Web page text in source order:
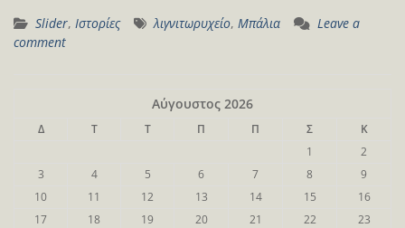
Slider, Ιστορίες λιγνιτωρυχείο, Μπάλια
Leave a
comment
Αύγουστος 2026
Δ Τ Τ Π Π Σ
Κ
1
2
3
4 5 6 7 8
9
10
11 12 13 14 15
16
17
18 19 20 21 22
23